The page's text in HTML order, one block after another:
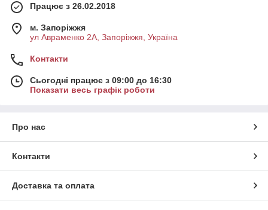
Працює з 26.02.2018
м. Запоріжжя
ул Авраменко 2А, Запоріжжя, Україна
Контакти
Сьогодні працює з 09:00 до 16:30
Показати весь графік роботи
Про нас
Контакти
Доставка та оплата